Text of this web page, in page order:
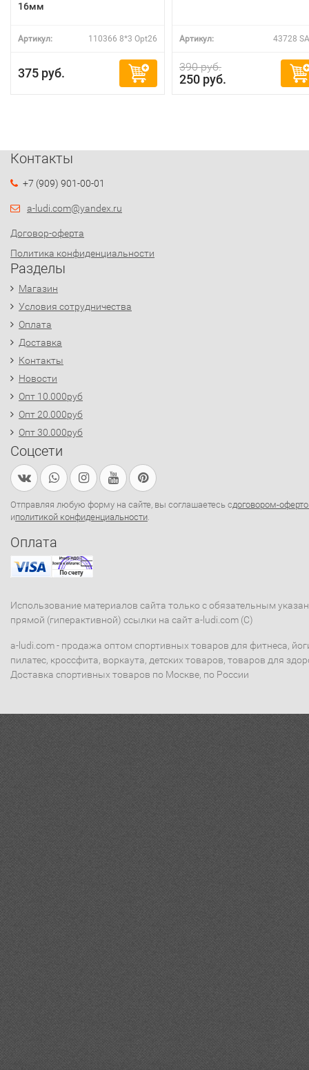
16мм
Артикул: 110366 8*3 Opt26
375 руб.
Артикул: 43728
390 руб.
250 руб.
Контакты
+7 (909) 901-00-01
a-ludi.com@yandex.ru
Договор-оферта
Политика конфиденциальности
Разделы
Магазин
Условия сотрудничества
Оплата
Доставка
Контакты
Новости
Опт 10.000руб
Опт 20.000руб
Опт 30.000руб
Соцсети
Отправляя любую форму на сайте, вы соглашаетесь сдоговором-
иполитикой конфиденциальности.
Оплата
Использование материалов сайта только с обязательным
прямой (гиперактивной) ссылки на сайт a-ludi.com (C)
a-ludi.com - продажа оптом спортивных товаров для фитнеса,
пилатес, кроссфита, воркаута, детских товаров, товаров для
Доставка спортивных товаров по Москве, по России